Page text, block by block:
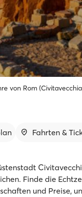
von Rom
Fahrten &
Finde die
und Preise,